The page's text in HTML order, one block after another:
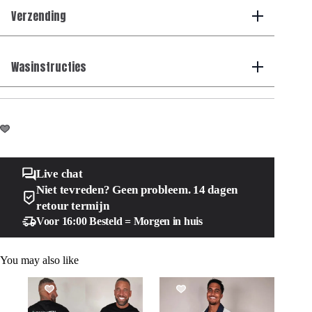
Verzending
Wasinstructies
Live chat
Niet tevreden? Geen probleem. 14 dagen
retour termijn
Voor 16:00 Besteld = Morgen in huis
You may also like
SALE!